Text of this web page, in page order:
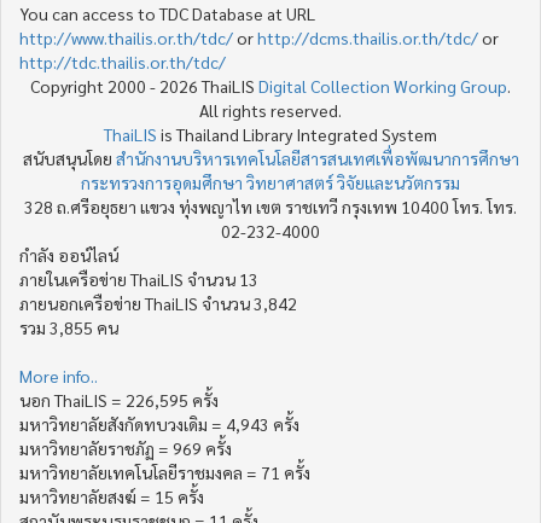
You can access to TDC Database at URL
http://www.thailis.or.th/tdc/orhttp://dcms.thailis.or.th/tdc/or
http://tdc.thailis.or.th/tdc/
Copyright 2000 - 2026 ThaiLIS Digital Collection Working Group
All rights reserved.
ThaiLIS is Thailand Library Integrated System
สนับสนุนโดย สำนักงานบริหารเทคโนโลยีสารสนเทศเพื่อพัฒนาการศึกษา
กระทรวงการอุดมศึกษา วิทยาศาสตร์ วิจัยและนวัตกรรม
328 ถ.ศรีอยุธยา แขวง ทุ่งพญาไท เขต ราชเทวี กรุงเทพ 10400 โทร. โทร.
02-232-4000
กำลัง ออน์ไลน์
ภายในเครือข่าย ThaiLIS จำนวน 13
ภายนอกเครือข่าย ThaiLIS จำนวน 3,842
รวม 3,855 คน
More info..
นอก ThaiLIS = 226,595 ครั้ง
มหาวิทยาลัยสังกัดทบวงเดิม = 4,943 ครั้ง
มหาวิทยาลัยราชภัฏ = 969 ครั้ง
มหาวิทยาลัยเทคโนโลยีราชมงคล = 71 ครั้ง
มหาวิทยาลัยสงฆ์ = 15 ครั้ง